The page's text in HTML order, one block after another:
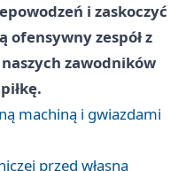
i zaskoczyć
ofensywny zespół z
zawodników
machiną i gwiazdami
przed własną